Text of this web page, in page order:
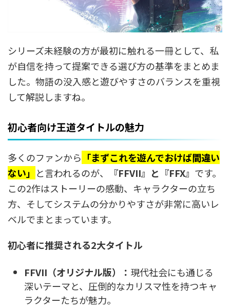
シリーズ未経験の方が最初に触れる一冊として、私
が自信を持って提案できる選び方の基準をまとめま
した。物語の没入感と遊びやすさのバランスを重視
して解説しますね。
初心者向け王道タイトルの魅力
多くのファンから 「まずこれを遊んでおけば間違い
ない」 と言われるのが、 『FFVII』と『FFX』 です。
この2作はストーリーの感動、キャラクターの立ち
方、そしてシステムの分かりやすさが非常に高いレ
ベルでまとまっています。
初心者に推奨される2大タイトル
FFVII（オリジナル版）： 現代社会にも通じる
深いテーマと、圧倒的なカリスマ性を持つキャ
ラクターたちが魅力。